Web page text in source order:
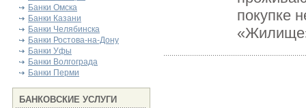
Банки Омска
Банки Казани
Банки Челябинска
Банки Ростова-на-Дону
Банки Уфы
Банки Волгограда
Банки Перми
БАНКОВСКИЕ УСЛУГИ
покупке